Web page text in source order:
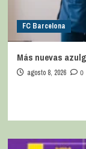
FC Barcelona
Más nuevas
agosto 8, 2026 0